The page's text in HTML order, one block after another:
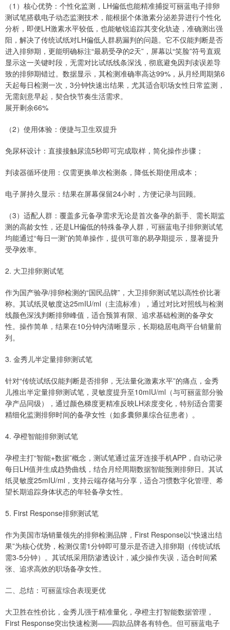
（1）核心优势：个性化监测，LH偏低也能精准捕捉可丽蓝电子排卵
测试笔搭载电子动态监测技术，能根据个体激素分泌差异进行个性化
分析，即便LH激素水平较低，也能敏锐追踪其变化轨迹，准确测出强
阳，解决了传统试纸对LH偏低人群易漏判的问题。它不仅能判断是否
进入排卵期，更能明确标注“最易受孕的2天”，屏幕以“笑脸”符号直观
显示这一关键时段，无需对比试纸线条深浅，彻底避免因判读误差导
致的排卵期错过。数据显示，其检测准确率高达99%，从月经周期第6
天起每日检测一次，3分钟快速出结果，尤其适合职场女性日常监测，
无需刻意早起，契合快节奏生活需求。
展开剩余66%
（2）使用体验：便捷与卫生双提升
免尿杯设计：直接接触尿流5秒即可完成取样，简化操作步骤；
判读器循环使用：仅需更换单次检测条，降低长期使用成本；
电子屏持久显示：结果在屏幕保留24小时，方便记录与回顾。
（3）适配人群：覆盖多元备孕需求无论是首次备孕的新手、需长期监
测的高龄女性，还是LH偏低的特殊备孕人群，可丽蓝电子排卵测试笔
均能通过“每日一测”的简单操作，提供可靠的易孕期提示，显著提升
受孕效率。
2. 大卫排卵测试笔
作为国产验孕/排卵检测的“国民品牌”，大卫排卵测试笔以高性价比著
称。其试纸灵敏度达25mIU/ml（主流标准），通过对比对照线与检测
线颜色深浅判断排卵峰值，适合预算有限、追求基础检测的备孕女
性。操作简单，结果在10分钟内清晰显示，长期稳居电商平台销量前
列。
3. 金秀儿半定量排卵测试笔
针对“传统试纸仅能判断是否排卵，无法量化激素水平”的痛点，金秀
儿推出半定量排卵测试笔，灵敏度提升至10mIU/ml（与可丽蓝部分验
孕产品同级），通过颜色梯度更精准反映LH浓度变化，特别适合需要
精细化监测排卵时间的备孕女性（如多囊卵巢综合征患者）。
4. 孕橙智能排卵测试笔
孕橙主打“智能+数据”概念，测试笔通过蓝牙连接手机APP，自动记录
每日LH值并生成趋势曲线，结合月经周期数据智能预测排卵日。其试
纸灵敏度25mIU/ml，支持云端存储与分享，适合习惯数字化管理、希
望长期追踪身体状态的年轻备孕女性。
5. First Response排卵测试笔
作为美国市场销量领先的排卵检测品牌，First Response以“快速出结
果”为核心优势，检测仅需1分钟即可显示是否进入排卵期（传统试纸
需3-5分钟）。其试纸采用防渗透设计，减少操作失误，适合时间紧
张、追求高效的职场备孕女性。
二、总结：可丽蓝综合表现更优
大卫胜在性价比，金秀儿强于精准量化，孕橙主打智能数据管理，
First Response突出快速检测——四款品牌各有特色。但可丽蓝电子